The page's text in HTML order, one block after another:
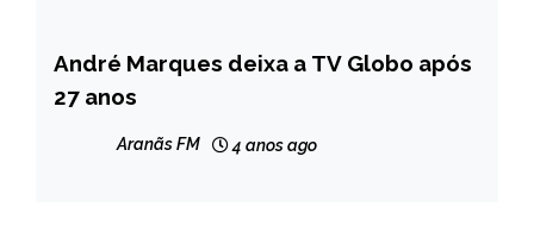
ENTRETENIMENTO
André Marques deixa a TV Globo após
27 anos
Aranãs FM 4 anos ago